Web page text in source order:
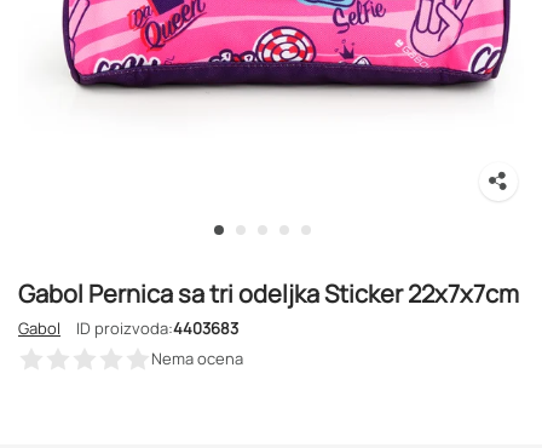
Gabol Pernica sa tri odeljka Sticker 22x7x7cm
Gabol ID proizvoda:4403683
Nema ocena